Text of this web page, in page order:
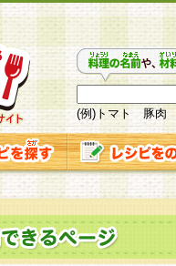
(例)トマト 豚肉